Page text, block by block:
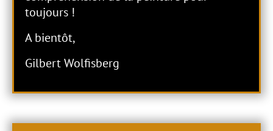
toujours !
A bientôt,
Gilbert Wolfisberg